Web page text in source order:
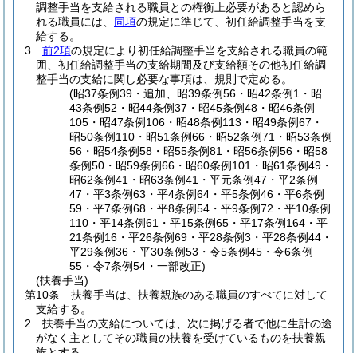
調整手当を支給される職員との権衡上必要があると認めら
れる職員には、 同項の規定に準じて、初任給調整手当を支
給する。
3
前2項の規定により初任給調整手当を支給される職員の範
囲、初任給調整手当の支給期間及び支給額その他初任給調
整手当の支給に関し必要な事項は、規則で定める。
(昭37条例39・追加、昭39条例56・昭42条例1・昭
43条例52・昭44条例37・昭45条例48・昭46条例
105・昭47条例106・昭48条例113・昭49条例67・
昭50条例110・昭51条例66・昭52条例71・昭53条例
56・昭54条例58・昭55条例81・昭56条例56・昭58
条例50・昭59条例66・昭60条例101・昭61条例49・
昭62条例41・昭63条例41・平元条例47・平2条例
47・平3条例63・平4条例64・平5条例46・平6条例
59・平7条例68・平8条例54・平9条例72・平10条例
110・平14条例61・平15条例65・平17条例164・平
21条例16・平26条例69・平28条例3・平28条例44・
平29条例36・平30条例53・令5条例45・令6条例
55・令7条例54・一部改正)
(扶養手当)
第10条
扶養手当は、扶養親族のある職員のすべてに対して
支給する。
2
扶養手当の支給については、次に掲げる者で他に生計の途
がなく主としてその職員の扶養を受けているものを扶養親